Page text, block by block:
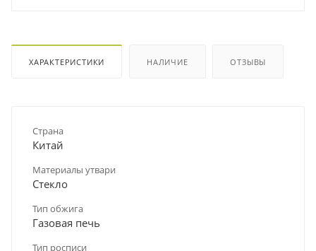
ХАРАКТЕРИСТИКИ НАЛИЧИЕ ОТЗЫВЫ
Страна
Китай
Материалы утвари
Стекло
Тип обжига
Газовая печь
Тип росписи